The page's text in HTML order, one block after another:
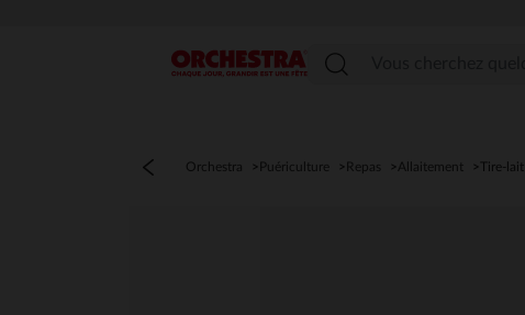
Menu
Orchestra Puériculture Repas Allaitement Tire-lait